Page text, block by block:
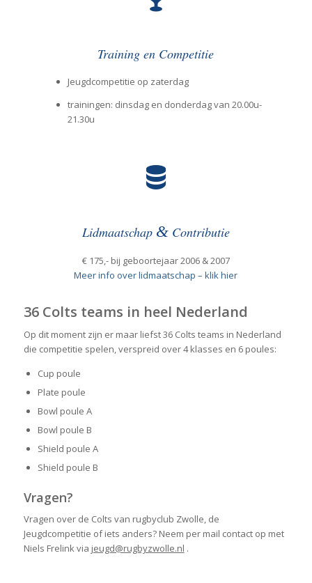
Training en Competitie
Jeugdcompetitie op zaterdag
trainingen: dinsdag en donderdag van 20.00u-
21.30u
Lidmaatschap &Contributie
€ 175,- bij geboortejaar 2006 & 2007
Meer info over lidmaatschap – klik hier
36 Colts teams in heel Nederland
Op dit moment zijn er maar liefst 36 Colts teams in Nederland
die competitie spelen, verspreid over 4 klasses en 6 poules:
Cup poule
Plate poule
Bowl poule A
Bowl poule B
Shield poule A
Shield poule B
Vragen?
Vragen over de Colts van rugbyclub Zwolle, de
Jeugdcompetitie of iets anders? Neem per mail contact op met
Niels Frelink via jeugd@rugbyzwolle.nl .